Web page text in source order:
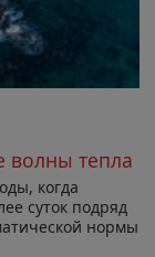
волны тепла
когда
суток подряд
нормы